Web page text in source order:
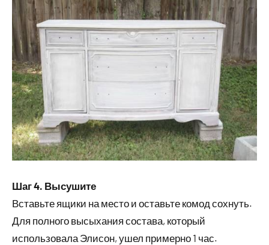
Шаг 4. Высушите
Вставьте ящики на место и оставьте комод сохнуть.
Для полного высыхания состава, который
использовала Элисон, ушел примерно 1 час.